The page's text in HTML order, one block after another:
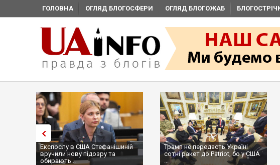
ГОЛОВНА ОГЛЯД БЛОГОСФЕРИ ОГЛЯД БЛОГОЖАБ
Експослу в США Стефанішиній
вручили нову підозру та
обирають...
Трамп не передасть Україні
сотні ракет до Patriot, бо у США
...